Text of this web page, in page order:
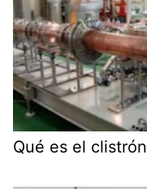
Qué es el clistrón